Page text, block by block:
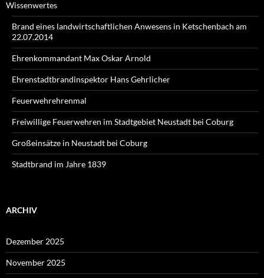
Wissenwertes
Brand eines landwirtschaftlichen Anwesens in Ketschenbach am
22.07.2014
Ehrenkommandant Max Oskar Arnold
Ehrenstadtbrandinspektor Hans Gehrlicher
Feuerwehrehrenmal
Freiwillige Feuerwehren im Stadtgebiet Neustadt bei Coburg
Großeinsätze in Neustadt bei Coburg
Stadtbrand im Jahre 1839
ARCHIV
Dezember 2025
November 2025